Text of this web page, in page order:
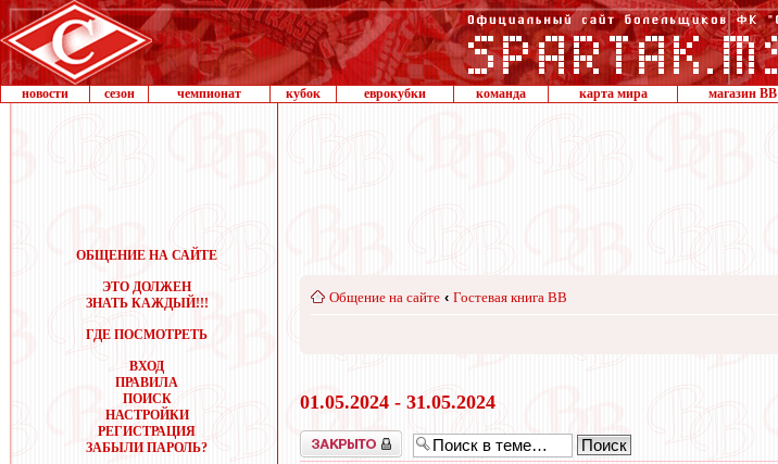
новости сезон чемпионат кубок еврокубки команда карта мира магазин ВВ
ОБЩЕНИЕ НА САЙТЕ
ЭТО ДОЛЖЕН
ЗНАТЬ КАЖДЫЙ!!!
ГДЕ ПОСМОТРЕТЬ
ВХОД
ПРАВИЛА
ПОИСК
НАСТРОЙКИ
РЕГИСТРАЦИЯ
ЗАБЫЛИ ПАРОЛЬ?
Общение на сайте ‹ Гостевая книга ВВ
01.05.2024 - 31.05.2024
Закрыто